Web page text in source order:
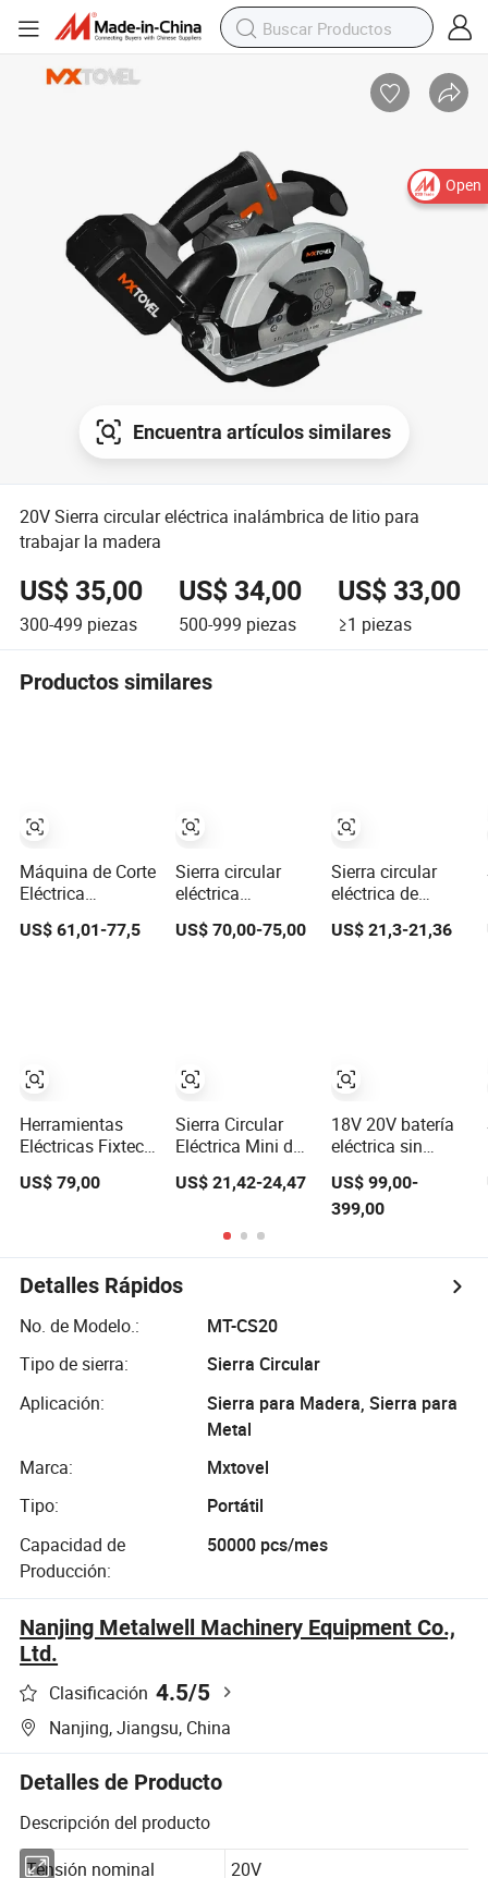
Open
Encuentra artículos similares
20V Sierra circular eléctrica inalámbrica de litio para
trabajar la madera
US$ 35,00
300-499 piezas
US$ 34,00
500-999 piezas
US$ 33,00
≥1 piezas
Productos similares
Máquina de Corte
Eléctrica
Industrial Fixtec
1200W 120V
US$ 61,01-77,5
Herramientas
Eléctricas Fixtec
Circular de Corte
Guía
US$ 79,00
Sierra circular
eléctrica
profesional
190mm para
US$ 70,00-75,00
Sierra Circular
Eléctrica Mini de
Industrial Fixtec
Máquina de Corte
US$ 21,42-24,47
Sierra circular
eléctrica de
batería de litio
US$ 21,3-21,36
18V 20V batería
eléctrica sin
acumulador
circular de litio de
US$ 99,00-
399,00
Detalles Rápidos
No. de Modelo.:
MT-CS20
Tipo de sierra:
Sierra Circular
Aplicación:
Sierra para Madera, Sierra para
Metal
Marca:
Mxtovel
Tipo:
Portátil
Capacidad de
Producción:
50000 pcs/mes
Nanjing Metalwell Machinery Equipment Co.,
Ltd.
Clasificación 4.5/5
Nanjing, Jiangsu, China
Detalles de Producto
Descripción del producto